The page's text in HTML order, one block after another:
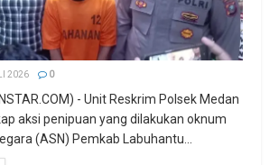
2026 0
- Unit Reskrim Polsek Medan
aksi penipuan yang dilakukan oknum
(ASN) Pemkab Labuhantu...